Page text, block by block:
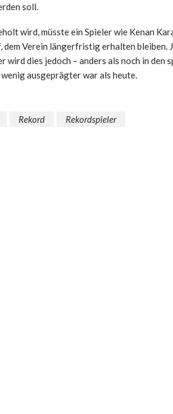
soll.
wird, müsste ein Spieler wie Kenan
Verein längerfristig erhalten bleiben.
dies jedoch – anders als noch in den
ausgeprägter war als heute.
Rekord Rekordspieler